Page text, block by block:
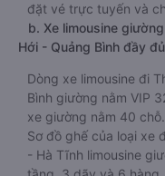
đặt vé trực tuyến và
b. Xe limousine
Hới - Quảng Bình đầy
Dòng xe limousine đi
Bình giường nằm VIP
xe giường nằm 40 chỗ.
Sơ đồ ghế của loại xe
- Hà Tĩnh limousine